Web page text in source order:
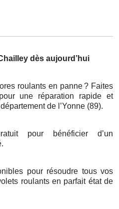
dès aujourd’hui
roulants en panne? Faites
une réparation rapide et
épartement de l ’Yonne (89).
pour bénéficier d’un
pour résoudre tous vos
roulants en parfait état de